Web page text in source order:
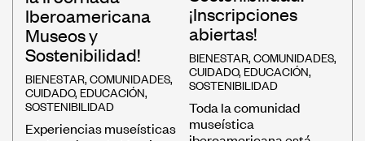
Iberoamericana
Museos y
Sostenibilidad!
BIENESTAR,COMUNIDADES,
CUIDADO, EDUCACIÓN,
SOSTENIBILIDAD
Experiencias museísticas
¡Inscripciones
abiertas!
BIENESTAR,COMUNIDADES,
CUIDADO, EDUCACIÓN,
SOSTENIBILIDAD
Toda la comunidad
museística